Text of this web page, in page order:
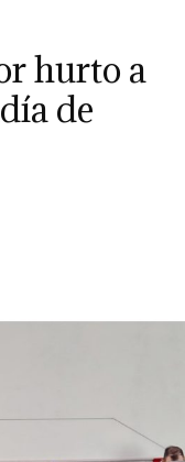
hurto a
de